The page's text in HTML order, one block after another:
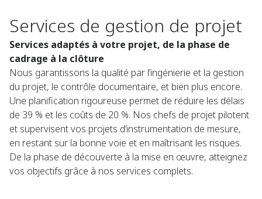
Services de gestion de projet
Services adaptés à votre projet, de la phase de
cadrage à la clôture
Nous garantissons la qualité par l’ingénierie et la gestion
du projet, le contrôle documentaire, et bien plus encore.
Une planification rigoureuse permet de réduire les délais
de 39 % et les coûts de 20 %. Nos chefs de projet pilotent
et supervisent vos projets d’instrumentation de mesure,
en restant sur la bonne voie et en maîtrisant les risques.
De la phase de découverte à la mise en œuvre, atteignez
vos objectifs grâce à nos services complets.